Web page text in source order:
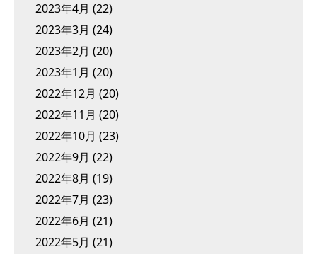
2023年4月 (22)
2023年3月 (24)
2023年2月 (20)
2023年1月 (20)
2022年12月 (20)
2022年11月 (20)
2022年10月 (23)
2022年9月 (22)
2022年8月 (19)
2022年7月 (23)
2022年6月 (21)
2022年5月 (21)